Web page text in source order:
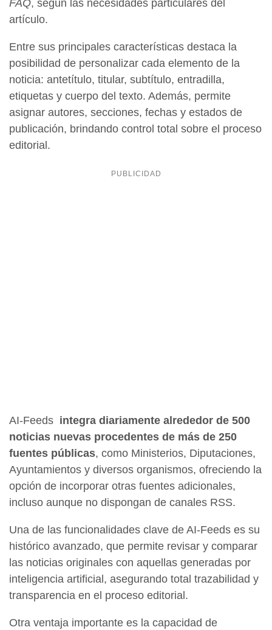
FAQ, según las necesidades particulares del
artículo.
Entre sus principales características destaca la
posibilidad de personalizar cada elemento de la
noticia: antetítulo, titular, subtítulo, entradilla,
etiquetas y cuerpo del texto. Además, permite
asignar autores, secciones, fechas y estados de
publicación, brindando control total sobre el proceso
editorial.
AI-Feeds integra diariamente alrededor de 500
noticias nuevas procedentes de más de 250
fuentes públicas, como Ministerios, Diputaciones,
Ayuntamientos y diversos organismos, ofreciendo la
opción de incorporar otras fuentes adicionales,
incluso aunque no dispongan de canales RSS.
Una de las funcionalidades clave de AI-Feeds es su
histórico avanzado, que permite revisar y comparar
las noticias originales con aquellas generadas por
inteligencia artificial, asegurando total trazabilidad y
transparencia en el proceso editorial.
Otra ventaja importante es la capacidad de